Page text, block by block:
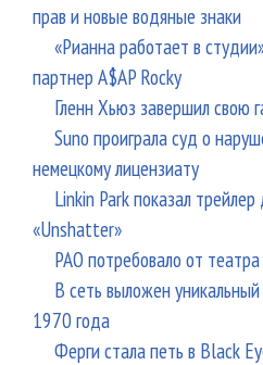
прав и новые водяные знаки
«Рианна работает в
партнер A$AP Rocky
Гленн Хьюз завершил свою
Suno проиграла суд о
немецкому лицензиату
Linkin Park показал
«Unshatter»
РАО потребовало от
В сеть выложен
1970 года
Ферги стала петь в Black